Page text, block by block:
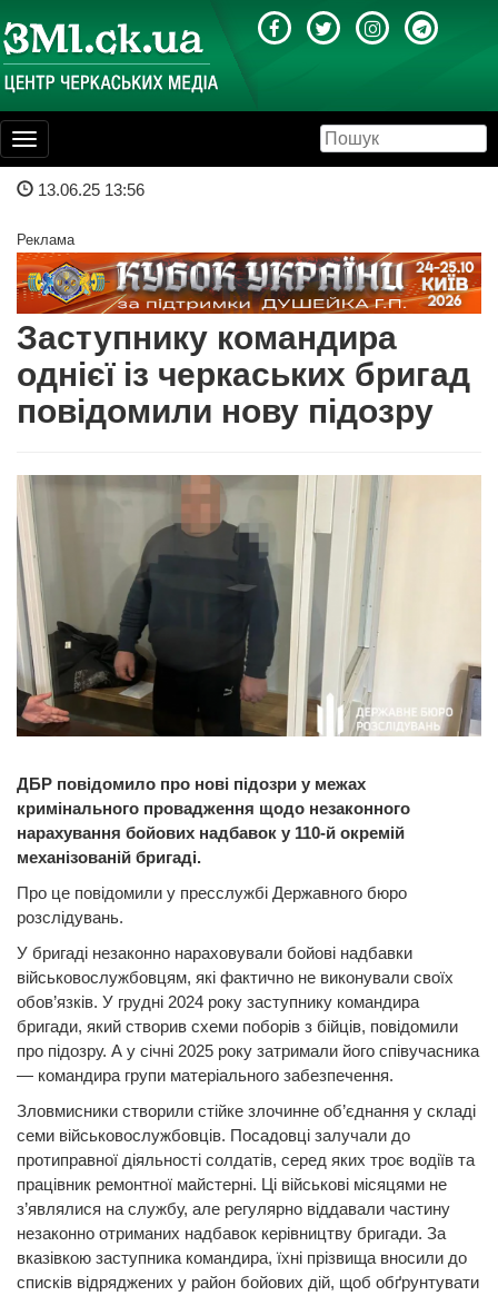
Toggle
navigation
13.06.25 13:56
Реклама
Заступнику командира
однієї із черкаських бригад
повідомили нову підозру
ДБР повідомило про нові підозри у межах
кримінального провадження щодо незаконного
нарахування бойових надбавок у 110-й окремій
механізованій бригаді.
Про це повідомили у пресслужбі Державного бюро
розслідувань.
У бригаді незаконно нараховували бойові надбавки
військовослужбовцям, які фактично не виконували своїх
обов’язків. У грудні 2024 року заступнику командира
бригади, який створив схеми поборів з бійців, повідомили
про підозру. А у січні 2025 року затримали його співучасника
— командира групи матеріального забезпечення.
Зловмисники створили стійке злочинне об’єднання у складі
семи військовослужбовців. Посадовці залучали до
протиправної діяльності солдатів, серед яких троє водіїв та
працівник ремонтної майстерні. Ці військові місяцями не
з’являлися на службу, але регулярно віддавали частину
незаконно отриманих надбавок керівництву бригади. За
вказівкою заступника командира, їхні прізвища вносили до
списків відряджених у район бойових дій, щоб обґрунтувати